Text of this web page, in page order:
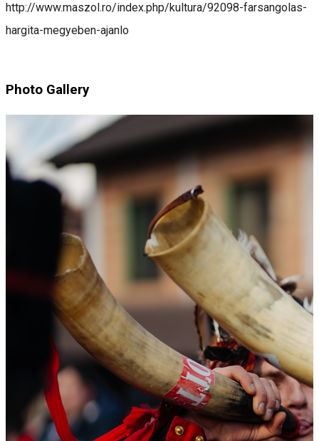
http://www.maszol.ro/index.php/kultura/92098-farsangolas-
hargita-megyeben-ajanlo
Photo Gallery